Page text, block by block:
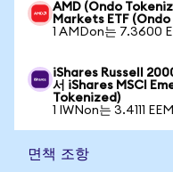
AMD (Ondo
Markets ETF
1 AMDon는 7.3600
iShares Russell
서 iShares MSCI
Tokenized)
1 IWNon는 3.4111
면책 조항